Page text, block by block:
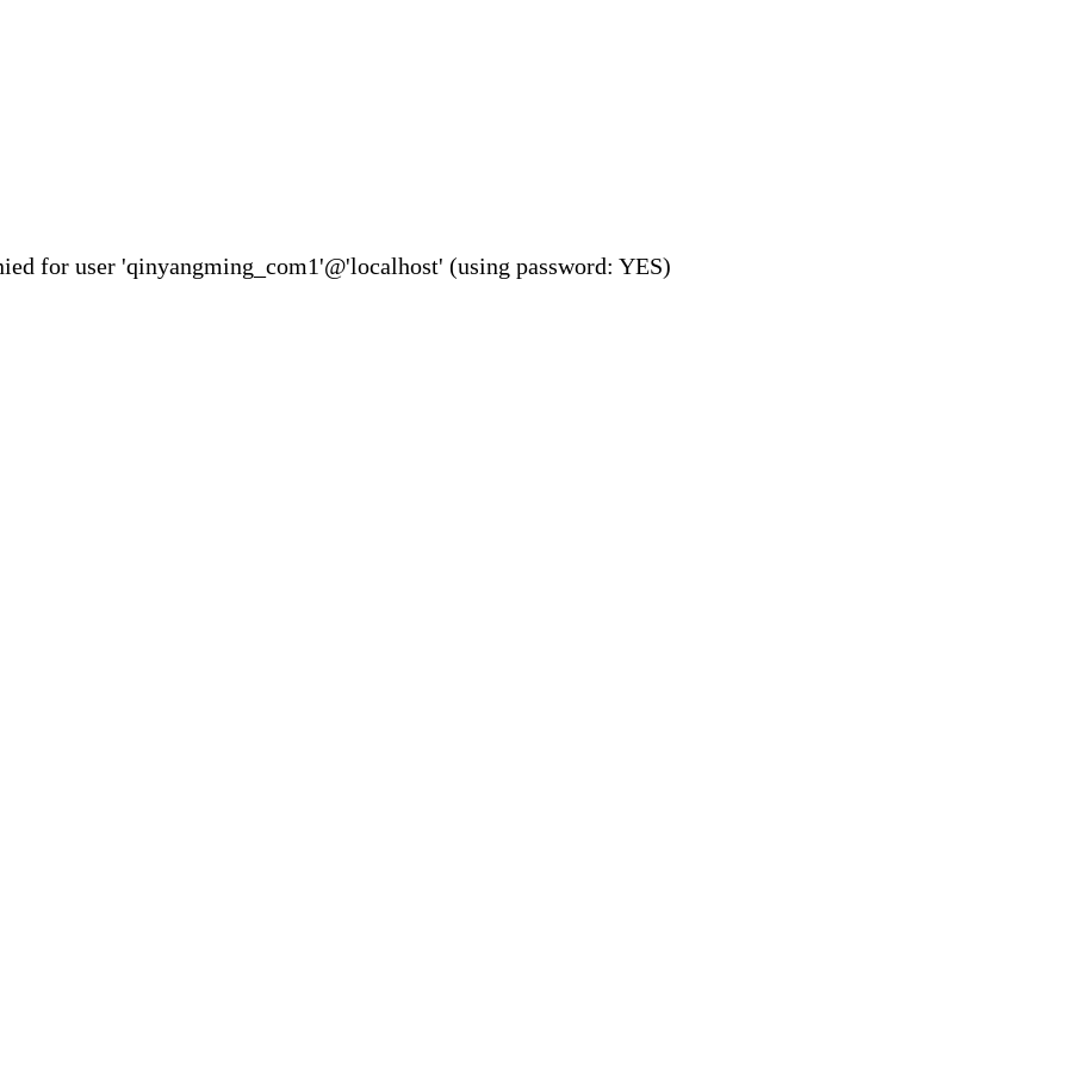
for user 'qinyangming_com1'@'localhost' (using password: YES)